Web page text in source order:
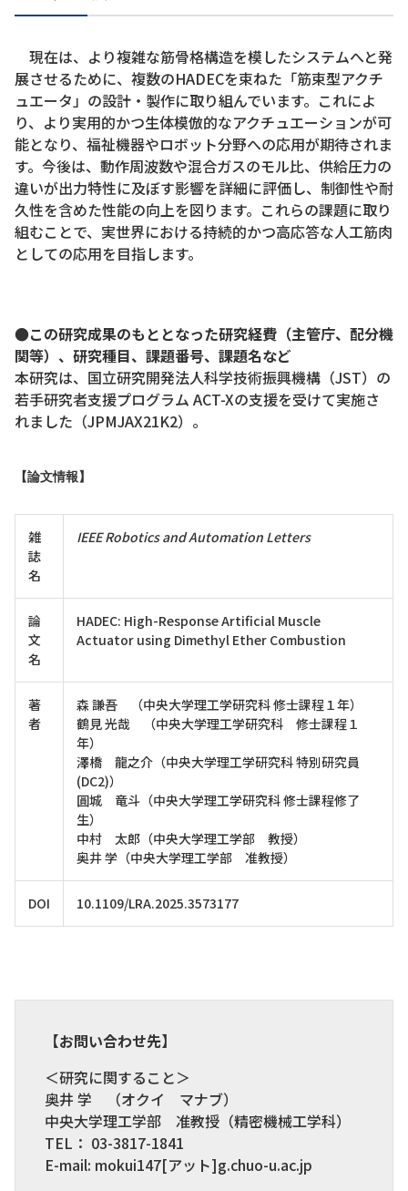
現在は、より複雑な筋骨格構造を模したシステムへと発
展させるために、複数のHADECを束ねた「筋束型アクチ
ュエータ」の設計・製作に取り組んでいます。これによ
り、より実用的かつ生体模倣的なアクチュエーションが可
能となり、福祉機器やロボット分野への応用が期待されま
す。今後は、動作周波数や混合ガスのモル比、供給圧力の
違いが出力特性に及ぼす影響を詳細に評価し、制御性や耐
久性を含めた性能の向上を図ります。これらの課題に取り
組むことで、実世界における持続的かつ高応答な人工筋肉
としての応用を目指します。
●この研究成果のもととなった研究経費（主管庁、配分機
関等）、研究種目、課題番号、課題名など
本研究は、国立研究開発法人科学技術振興機構（JST）の
若手研究者支援プログラム ACT-Xの支援を受けて実施さ
れました（JPMJAX21K2）。
【論文情報】
雑
誌
名
IEEE Robotics and Automation Letters
論
文
名
HADEC: High-Response Artificial Muscle
Actuator using Dimethyl Ether Combustion
著
者
森 謙吾 （中央大学理工学研究科 修士課程１年）
鶴見 光哉 （中央大学理工学研究科 修士課程１
年）
澤橋 龍之介（中央大学理工学研究科 特別研究員
(DC2)）
圓城 竜斗（中央大学理工学研究科 修士課程修了
生）
中村 太郎（中央大学理工学部 教授）
奥井 学（中央大学理工学部 准教授）
DOI 10.1109/LRA.2025.3573177
【お問い合わせ先】
＜研究に関すること＞
奥井 学 （オクイ マナブ）
中央大学理工学部 准教授（精密機械工学科）
TEL： 03-3817-1841
E-mail: mokui147[アット]g.chuo-u.ac.jp